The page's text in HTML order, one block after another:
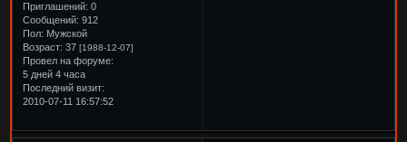
Приглашений: 0
Сообщений: 912
Пол: Мужской
Возраст: 37[1988-12-07]
Провел на форуме:
5 дней 4 часа
Последний визит:
2010-07-11 16:57:52